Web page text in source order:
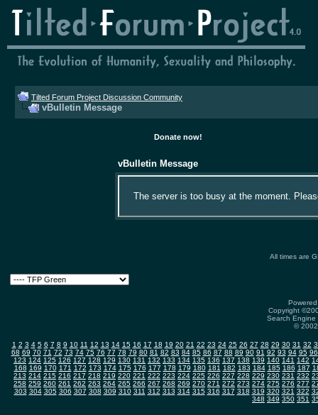
Tilted Forum Project Discussion Community
vBulletin Message
Donate now!
vBulletin Message
The server is too busy at the moment.
All times are
Copyright
Search
©
1 2 3 4 5 6 7 8 9 10 11 12 13 14 15 16 17 18 19 20 21 22 23 24 25 26 27 28 29 30 31 32
68 69 70 71 72 73 74 75 76 77 78 79 80 81 82 83 84 85 86 87 88 89 90 91 92 93 94 95 96
123 124 125 126 127 128 129 130 131 132 133 134 135 136 137 138 139 140 141 142
168 169 170 171 172 173 174 175 176 177 178 179 180 181 182 183 184 185 186 187
213 214 215 216 217 218 219 220 221 222 223 224 225 226 227 228 229 230 231 232
258 259 260 261 262 263 264 265 266 267 268 269 270 271 272 273 274 275 276 277
303 304 305 306 307 308 309 310 311 312 313 314 315 316 317 318 319 320 321 322
348 349 350 351